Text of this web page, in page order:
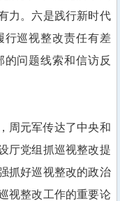
力。六是践行新时代
行巡视整改责任有差
的问题线索和信访反
周元军传达了中央和
厅党组抓巡视整改提
抓好巡视整改的政治
视整改工作的重要论